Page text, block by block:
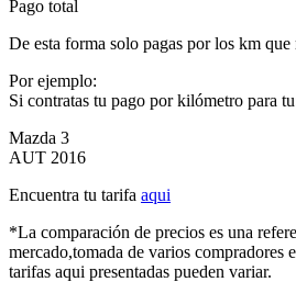
Pago total
De esta forma solo pagas por los km que
Por ejemplo:
Si contratas tu pago por kilómetro para
Mazda 3
AUT 2016
Encuentra tu tarifa aqui
*La comparación de precios es una
mercado,tomada de varios compradores
tarifas aqui presentadas pueden variar.